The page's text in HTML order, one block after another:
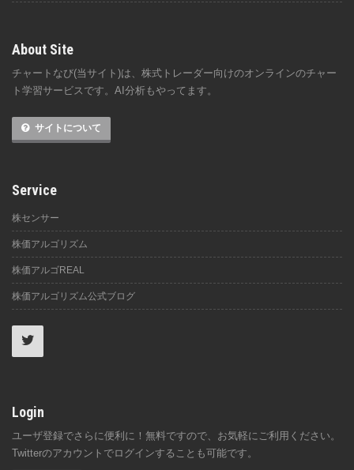
About Site
チャートなび(当サイト)は、株式トレーダー向けのオンラインのチャー
ト学習サービスです。AI分析もやってます。
サイトについて
Service
株センサー
株価アルゴリズム
株価アルゴREAL
株価アルゴリズム公式ブログ
Login
ユーザ登録でさらに便利に！無料ですので、お気軽にご利用ください。
Twitterのアカウントでログインすることも可能です。